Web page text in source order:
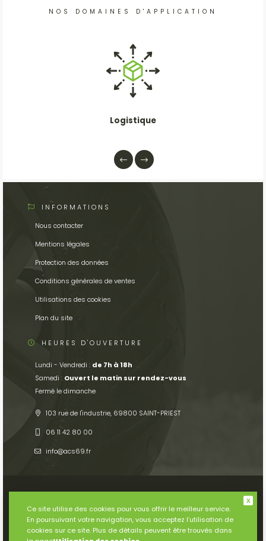
NOS DOMAINES D'APPLICATION
Logistique
INFORMATIONS
Nous contacter
Mentions légales
Protection des données
Conditions générales de ventes
Utilisations des cookies
Plan du site
HEURES D'OUVERTURE
Lundi - Vendredi : de 7h à 18h
Samedi : Ouvert le matin sur rendez-vous
Fermé le dimanche
103 rue de l'industrie, 69800 SAINT-PRIEST
06 11 42 80 00
info
acs69.fr
© 2026Tous droits réservés. Conception parSerco Point Web
Ce site utilise des cookies pour vous offrir le meilleur service.
En poursuivant votre navigation, vous acceptez l’utilisation de
cookies sur ce site. Plus de détails peuvent être trouvés dans